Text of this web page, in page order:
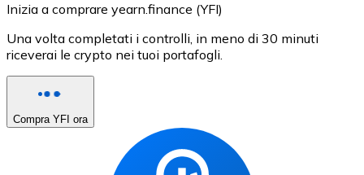
Inizia a comprare yearn.finance (YFI)
Una volta completati i controlli, in meno di 30 minuti
riceverai le crypto nei tuoi portafogli.
Compra YFI ora